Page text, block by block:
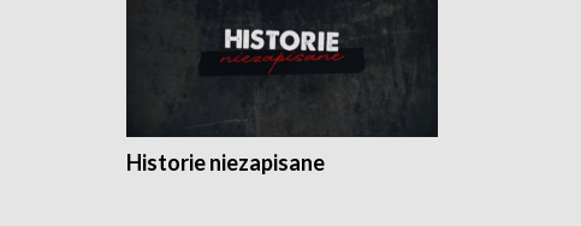
Historie niezapisane